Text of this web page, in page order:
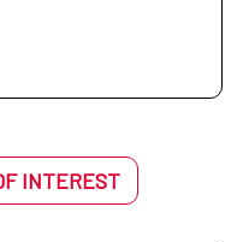
INTEREST